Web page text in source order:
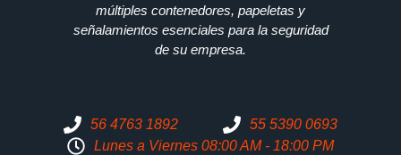
múltiples contenedores, papeletas y
señalamientos esenciales para la seguridad
de su empresa.
56 4763 1892
55 5390 0693
Lunes a Viernes 08:00 AM - 18:00 PM